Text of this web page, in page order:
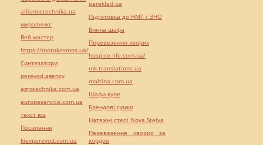
alliancetechnika.ua
миралинкс
Веб мастер
https://motokosmos.ua/
Синтезатори
perevod.agency
agrotechnika.com.ua
europeservice.com.ua
текст юа
Посилання
kievperevod.com.ua
pereklad.ua
Підготовка до НМТ / ЗНО
Винна шафа
Перевезення хворих
hospice-life.com.ua/
mk-translations.ua
maltina.com.ua
Шафи купе
Брендові сумки
Натяжні стелі Nova Stelya
Перевезення хворих за
кордон